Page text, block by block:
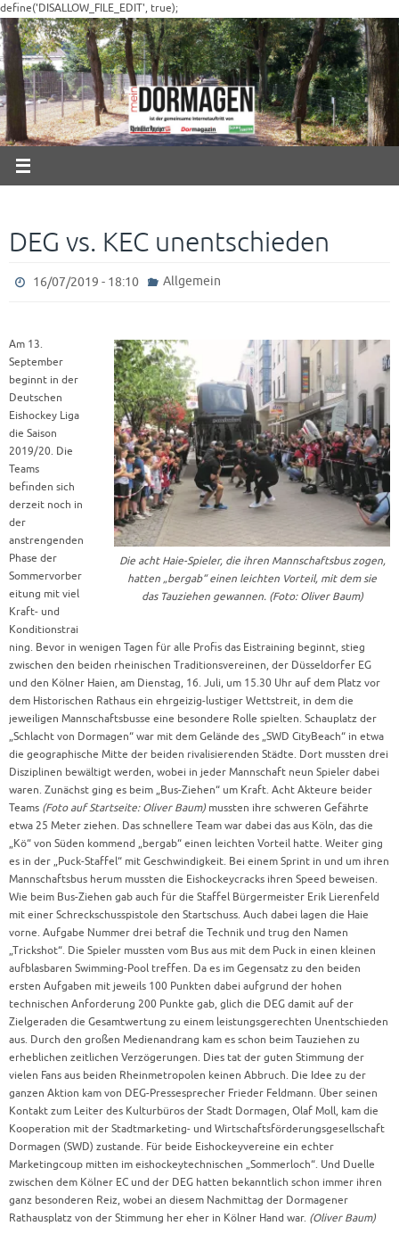
define('DISALLOW_FILE_EDIT', true);
Inhalt
springen
DEG vs. KEC unentschieden
16/07/2019 - 18:10 Allgemein
Die acht Haie-Spieler, die ihren Mannschaftsbus zogen,
hatten „bergab“ einen leichten Vorteil, mit dem sie
das Tauziehen gewannen. (Foto: Oliver Baum)
Am 13.
September
beginnt in der
Deutschen
Eishockey Liga
die Saison
2019/20. Die
Teams
befinden sich
derzeit noch in
der
anstrengenden
Phase der
Sommervorber
eitung mit viel
Kraft- und
Konditionstrai
ning. Bevor in wenigen Tagen für alle Profis das Eistraining beginnt, stieg
zwischen den beiden rheinischen Traditionsvereinen, der Düsseldorfer EG
und den Kölner Haien, am Dienstag, 16. Juli, um 15.30 Uhr auf dem Platz vor
dem Historischen Rathaus ein ehrgeizig-lustiger Wettstreit, in dem die
jeweiligen Mannschaftsbusse eine besondere Rolle spielten. Schauplatz der
„Schlacht von Dormagen“ war mit dem Gelände des „SWD CityBeach“ in etwa
die geographische Mitte der beiden rivalisierenden Städte. Dort mussten drei
Disziplinen bewältigt werden, wobei in jeder Mannschaft neun Spieler dabei
waren. Zunächst ging es beim „Bus-Ziehen“ um Kraft. Acht Akteure beider
Teams (Foto auf Startseite: Oliver Baum) mussten ihre schweren Gefährte
etwa 25 Meter ziehen. Das schnellere Team war dabei das aus Köln, das die
„Kö“ von Süden kommend „bergab“ einen leichten Vorteil hatte. Weiter ging
es in der „Puck-Staffel“ mit Geschwindigkeit. Bei einem Sprint in und um ihren
Mannschaftsbus herum mussten die Eishockeycracks ihren Speed beweisen.
Wie beim Bus-Ziehen gab auch für die Staffel Bürgermeister Erik Lierenfeld
mit einer Schreckschusspistole den Startschuss. Auch dabei lagen die Haie
vorne. Aufgabe Nummer drei betraf die Technik und trug den Namen
„Trickshot“. Die Spieler mussten vom Bus aus mit dem Puck in einen kleinen
aufblasbaren Swimming-Pool treffen. Da es im Gegensatz zu den beiden
ersten Aufgaben mit jeweils 100 Punkten dabei aufgrund der hohen
technischen Anforderung 200 Punkte gab, glich die DEG damit auf der
Zielgeraden die Gesamtwertung zu einem leistungsgerechten Unentschieden
aus. Durch den großen Medienandrang kam es schon beim Tauziehen zu
erheblichen zeitlichen Verzögerungen. Dies tat der guten Stimmung der
vielen Fans aus beiden Rheinmetropolen keinen Abbruch. Die Idee zu der
ganzen Aktion kam von DEG-Pressesprecher Frieder Feldmann. Über seinen
Kontakt zum Leiter des Kulturbüros der Stadt Dormagen, Olaf Moll, kam die
Kooperation mit der Stadtmarketing- und Wirtschaftsförderungsgesellschaft
Dormagen (SWD) zustande. Für beide Eishockeyvereine ein echter
Marketingcoup mitten im eishockeytechnischen „Sommerloch“. Und Duelle
zwischen dem Kölner EC und der DEG hatten bekanntlich schon immer ihren
ganz besonderen Reiz, wobei an diesem Nachmittag der Dormagener
Rathausplatz von der Stimmung her eher in Kölner Hand war. (Oliver Baum)